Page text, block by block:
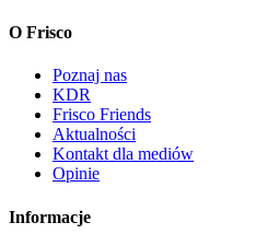
O Frisco
Poznaj nas
KDR
Frisco Friends
Aktualności
Kontakt dla mediów
Opinie
Informacje